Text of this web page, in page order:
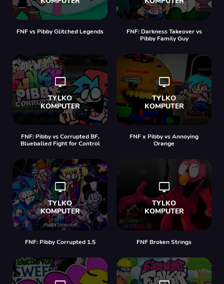
FNF vs Pibby Glitched Legends
FNF: Darkness Takeover vs
Pibby Family Guy
FNF: Pibby vs Corrupted BF,
Blueballed Fight for Control
FNF x Pibby vs Annoying
Orange
FNF: Pibby Corrupted 1.5 FNF Broken Strings